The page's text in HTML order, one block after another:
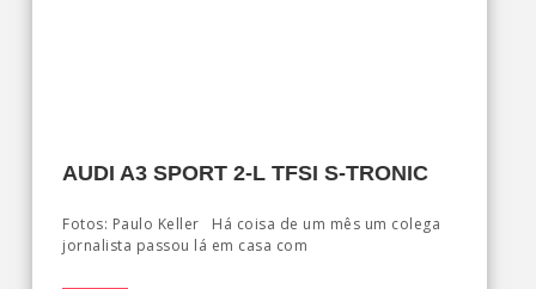
AUDI A3 SPORT 2-L TFSI S-TRONIC
Fotos: Paulo Keller Há coisa de um mês um colega
jornalista passou lá em casa com